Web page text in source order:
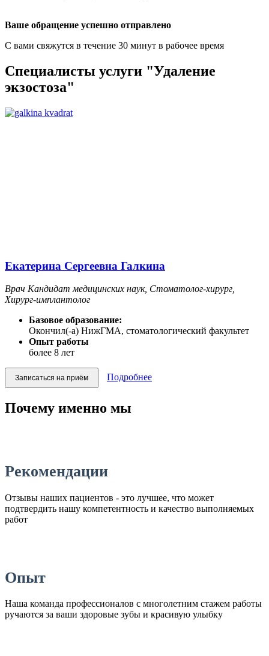
Ваше обращение успешно отправлено
С вами свяжутся в течение 30 минут в рабочее время
Специалисты услуги "Удаление
экзостоза"
Екатерина Сергеевна Галкина
Врач Кандидат медицинских наук, Стоматолог-хирург,
Хирург-имплантолог
Базовое образование:
Окончил(-а) НижГМА, стоматологический факультет
Опыт работы
более 8 лет
Записаться на приём Подробнее
Почему именно мы
Рекомендации
Отзывы наших пациентов - это лучшее, что может
подтвердить нашу компетентность и качество выполняемых
работ
Опыт
Наша команда профессионалов с многолетним стажем работы
ручаются за ваши здоровые зубы и красивую улыбку